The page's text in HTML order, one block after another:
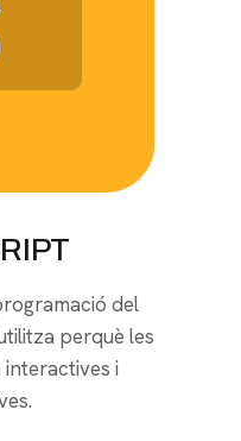
del
perquè les
interactives i